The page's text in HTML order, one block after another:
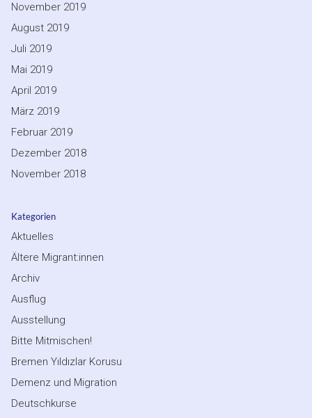
November 2019
August 2019
Juli 2019
Mai 2019
April 2019
März 2019
Februar 2019
Dezember 2018
November 2018
Kategorien
Aktuelles
Ältere Migrant:innen
Archiv
Ausflug
Ausstellung
Bitte Mitmischen!
Bremen Yıldızlar Korusu
Demenz und Migration
Deutschkurse